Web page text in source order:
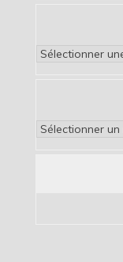
Catégories
Archives